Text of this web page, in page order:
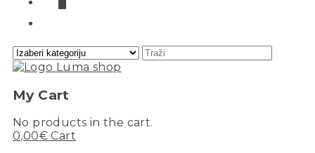
My Cart
No products in the cart.
0,00€ Cart